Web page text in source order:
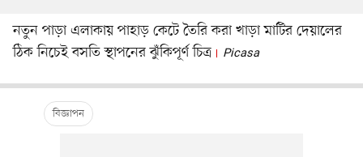
নতুন পাড়া এলাকায় পাহাড় কেটে তৈরি করা খাড়া মাটির দেয়ালের
ঠিক নিচেই বসতি স্থাপনের ঝুঁকিপূর্ণ চিত্র
Picasa